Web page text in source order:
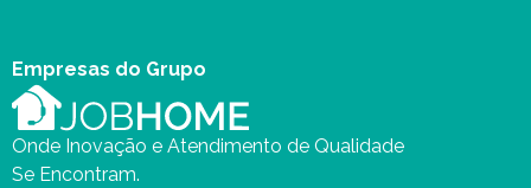
Empresas do Grupo
Onde Inovação e Atendimento de Qualidade
Se Encontram.